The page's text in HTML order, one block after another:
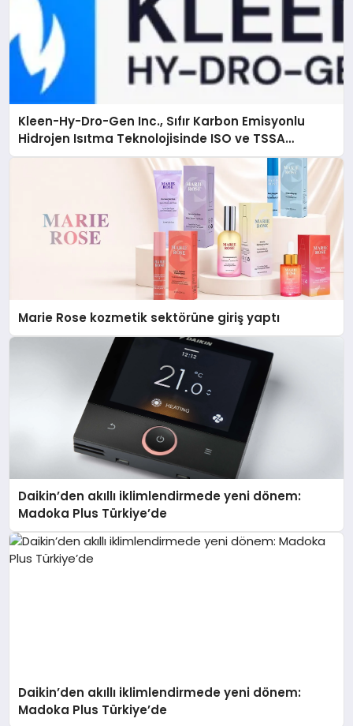
Kleen-Hy-Dro-Gen Inc., Sıfır Karbon Emisyonlu
Hidrojen Isıtma Teknolojisinde ISO ve TSSA
Düzenleyici Onaylarını Aldı
Marie Rose kozmetik sektörüne giriş yaptı
Daikin’den akıllı iklimlendirmede yeni dönem:
Madoka Plus Türkiye’de
Daikin’den akıllı iklimlendirmede yeni dönem:
Madoka Plus Türkiye’de